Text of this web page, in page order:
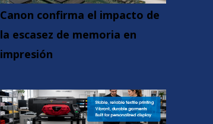
Canon confirma el impacto de
la escasez de memoria en
impresión